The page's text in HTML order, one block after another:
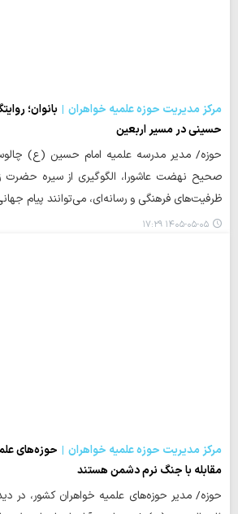
مرکز مدیریت حوزه علمیه خواهران
بانوان؛
حسینی در مسیر اربعین
حوزه/ مدیر مدرسه علمیه امام حسین (ع)
صحیح نهضت عاشورا، الگوگیری از سیره حضرت
ظرفیت‌های فرهنگی و رسانه‌ای، می‌توانند پیام
۱۴۰۵-۰۵-۰۵ ۱۷:۲۹
مرکز مدیریت حوزه علمیه خواهران
حوزه‌های
مقابله با جنگ نرم دشمن هستند
حوزه/ مدیر حوزه‌های علمیه خواهران کشور، در